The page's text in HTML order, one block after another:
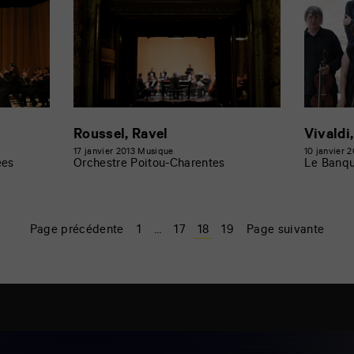
Roussel, Ravel
17 janvier 2013 Musique
Orchestre Poitou-Charentes
10 janvier
Le
Page précédente 1 … 17 18 19 Page suivante